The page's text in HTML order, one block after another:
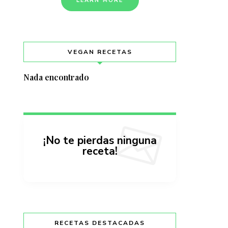
VEGAN RECETAS
Nada encontrado
¡No te pierdas ninguna
receta!
RECETAS DESTACADAS